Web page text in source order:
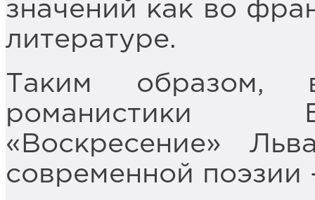
значений как во
литературе.
Таким образом,
романистики
«Воскресение»
современной поэзии